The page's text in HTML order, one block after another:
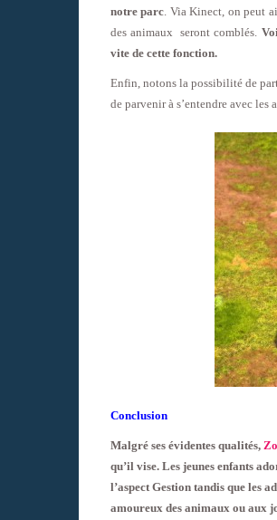
notre parc. Via Kinect, on peut
des animaux seront comblés.
vite de cette fonction.
Enfin, notons la possibilité de
de parvenir à s’entendre avec les
Conclusion
Malgré ses évidentes qualités,
qu’il vise. Les jeunes enfants
l’aspect Gestion tandis que les
amoureux des animaux ou aux